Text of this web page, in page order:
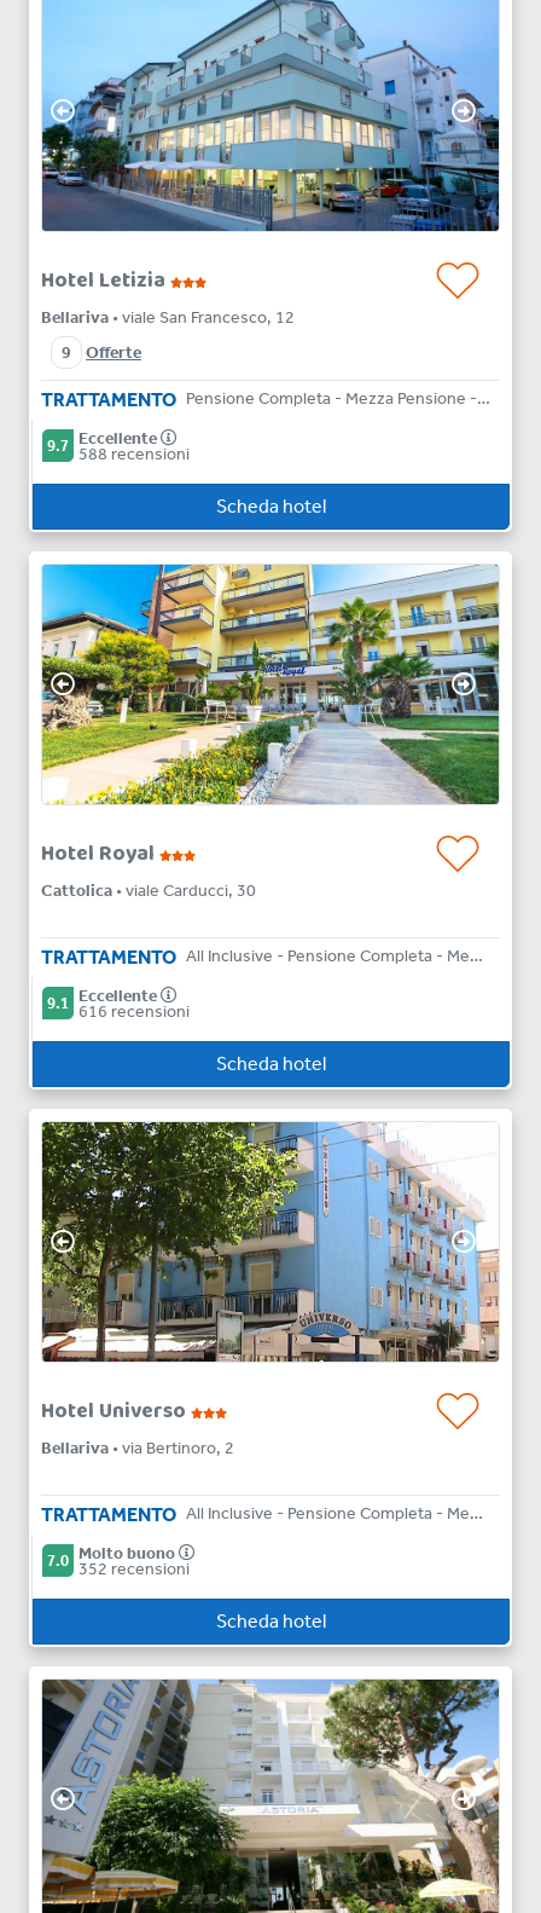
Hotel Letizia
Bellariva • viale San Francesco, 12
9
Offerte
TRATTAMENTO Pensione Completa - Mezza Pensione - Bed & Breakfast
9.7 Eccellente
588 recensioni
Scheda hotel
Hotel Royal
Cattolica • viale Carducci, 30
TRATTAMENTO All Inclusive - Pensione Completa - Mezza Pensione - Bed & Breakfast
9.1 Eccellente
616 recensioni
Scheda hotel
Hotel Universo
Bellariva • via Bertinoro, 2
TRATTAMENTO All Inclusive - Pensione Completa - Mezza Pensione - Bed & Breakfast - Solo Pernottamento
7.0 Molto buono
352 recensioni
Scheda hotel